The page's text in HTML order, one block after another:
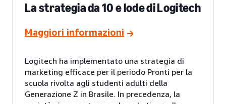
La strategia da 10 e lode di Logitech
Maggiori informazioni
Logitech ha implementato una strategia di
marketing efficace per il periodo Pronti per la
scuola rivolta agli studenti adulti della
Generazione Z in Brasile. In precedenza, la